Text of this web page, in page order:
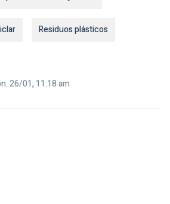
Residuos plásticos
26/01, 11:18 am